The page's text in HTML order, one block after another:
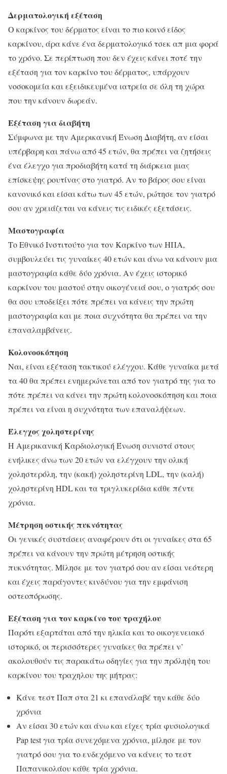
Δερματολογική εξέταση
Ο καρκίνος του δέρματος είναι το πιο κοινό είδος
καρκίνου, άρα κάνε ένα δερματολογικό τσεκ απ μια φορά
το χρόνο. Σε περίπτωση που δεν έχεις κάνει ποτέ την
εξέταση για τον καρκίνο του δέρματος, υπάρχουν
νοσοκομεία και εξειδικευμένα ιατρεία σε όλη τη χώρα
που την κάνουν δωρεάν.
Εξέταση για διαβήτη
Σύμφωνα με την Αμερικανική Ένωση Διαβήτη, αν είσαι
υπέρβαρη και πάνω από 45 ετών, θα πρέπει να ζητήσεις
ένα έλεγχο για προδιαβήτη κατά τη διάρκεια μιας
επίσκεψης ρουτίνας στο γιατρό. Αν το βάρος σου είναι
κανονικό και είσαι κάτω των 45 ετών, ρώτησε τον γιατρό
σου αν χρειάζεται να κάνεις τις ειδικές εξετάσεις.
Μαστογραφία
Το Εθνικό Ινστιτούτο για τον Καρκίνο των ΗΠΑ,
συμβουλεύει τις γυναίκες 40 ετών και άνω να κάνουν μια
μαστογραφία κάθε δύο χρόνια. Αν έχεις ιστορικό
καρκίνου του μαστού στην οικογένειά σου, ο γιατρός σου
θα σου υποδείξει πότε πρέπει να κάνεις την πρώτη
μαστογραφία και με ποια συχνότητα θα πρέπει να την
επαναλαμβάνεις.
Κολονοσκόπηση
Ναι, είναι εξέταση τακτικού ελέγχου. Κάθε γυναίκα μετά
τα 40 θα πρέπει ενημερώνεται από τον γιατρό της για το
πότε πρέπει να κάνει την πρώτη κολονοσκόπηση και ποια
πρέπει να είναι η συχνότητα των επαναλήψεων.
Έλεγχος χοληστερίνης
Η Αμερικανική Καρδιολογική Ένωση συνιστά στους
ενήλικες άνω των 20 ετών να ελέγχουν την ολική
χοληστερόλη, την (κακή) χοληστερίνη LDL, την (καλή)
χοληστερίνη HDL και τα τριγλυκερίδια κάθε πέντε
χρόνια.
Μέτρηση οστικής πυκνότητας
Οι γενικές συστάσεις αναφέρουν ότι οι γυναίκες στα 65
πρέπει να κάνουν την πρώτη μέτρηση οστικής
πυκνότητας. Μίλησε με τον γιατρό σου αν είσαι νεότερη
και έχεις παράγοντες κινδύνου για την εμφάνιση
οστεοπόρωσης.
Εξέταση για τον καρκίνο του τραχήλου
Παρότι εξαρτάται από την ηλικία και το οικογενειακό
ιστορικό, οι περισσότερες γυναίκες θα πρέπει ν’
ακολουθούν τις παρακάτω οδηγίες για την πρόληψη του
καρκίνου του τραχηλου της μήτρας:
Κάνε τεστ Παπ στα 21 κι επανάλαβέ την κάθε δύο
χρόνια
Αν είσαι 30 ετών και άνω και είχες τρία φυσιολογικά
Pap test για τρία συνεχόμενα χρόνια, μίλησε με τον
γιατρό σου για το ενδεχόμενο να κάνεις το τεστ
Παπανικολάου κάθε τρία χρόνια.